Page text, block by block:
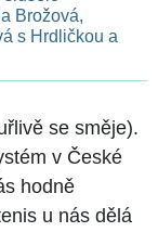
Brožová,
s Hrdličkou a
se směje).
v České
hodně
u nás dělá